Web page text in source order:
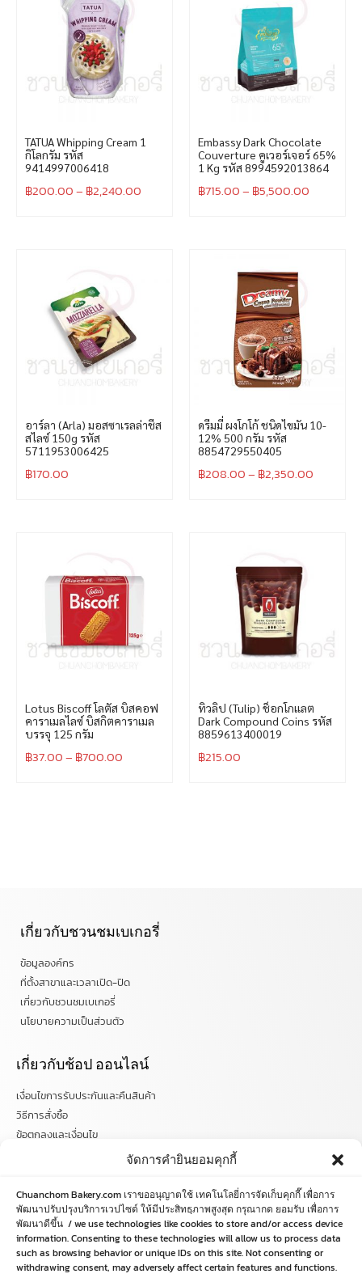
จัดการคำยินยอมคุกกี้
Chuanchom Bakery.com เราขออนุญาตใช้ เทคโนโลยี่การจัดเก็บคุกกี๊ เพื่อการ
พัฒนาปรับปรุงบริการเวปไซด์ ให้มีประสิทธฺภาพสูงสุด กรุณากด ยอมรับ เพื่อการ
พัฒนาดีขึ้น / we use technologies like cookies to store and/or access device
information. Consenting to these technologies will allow us to process data
such as browsing behavior or unique IDs on this site. Not consenting or
withdrawing consent, may adversely affect certain features and functions.
TATUA Whipping Cream 1
กิโลกรัม รหัส
9414997006418
฿200.00– ฿2,240.00
Embassy Dark Chocolate
Couverture คูเวอร์เจอร์ 65%
1 Kg รหัส 8994592013864
฿715.00– ฿5,500.00
อาร์ลา (Arla) มอสซาเรลล่าชีส
สไลซ์ 150g รหัส
5711953006425
฿170.00
ดรีมมี่ ผงโกโก้ ชนิดไขมัน 10-
12% 500 กรัม รหัส
8854729550405
฿208.00– ฿2,350.00
Lotus Biscoff โลตัส บิสคอฟ
คาราเมลไลซ์ บิสกิตคาราเมล
บรรจุ 125 กรัม
฿37.00– ฿700.00
ทิวลิป (Tulip) ช็อกโกแลต
Dark Compound Coins รหัส
8859613400019
฿215.00
เกี่ยวกับชวนชมเบเกอรี่
ข้อมูลองค์กร
ที่ตั้งสาขาและเวลาเปิด-ปิด
เกี่ยวกับชวนชมเบเกอรี่
นโยบายความเป็นส่วนตัว
เกี่ยวกับช้อป ออนไลน์
เงื่อนไขการรับประกันและคืนสินค้า
วิธีการสั่งซื้อ
ข้อตกลงและเงื่อนไข
ติดตามข่าวสารได้ที่
chuanchombakery
chuanchombakery
www.chuanchombakery.com